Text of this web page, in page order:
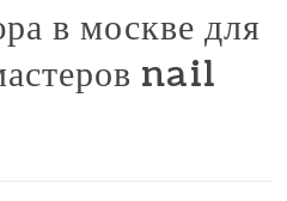
в москве для
nail